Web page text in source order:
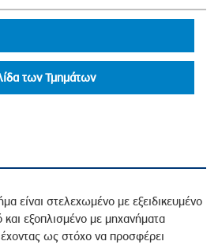
των Τμημάτων
είναι στελεχωμένο με εξειδικευμένο
εξοπλισμένο με μηχανήματα
έχοντας ως στόχο να προσφέρει